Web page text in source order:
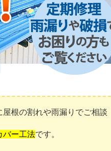
根の割れや雨漏りでご相談
バー工法です。